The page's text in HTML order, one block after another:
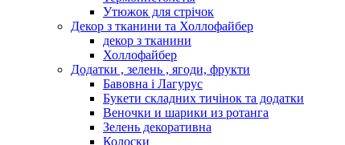
Утюжок для стрічок
Декор з тканини та Холлофайбер
декор з тканини
Холлофайбер
Додатки , зелень , ягоди, фрукти
Бавовна і Лагурус
Букети складних тичінок та додатки
Веночки и шарики из ротанга
Зелень декоративна
Колоски